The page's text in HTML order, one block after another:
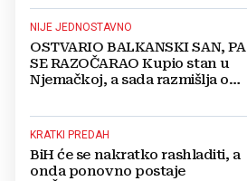
NIJE JEDNOSTAVNO
OSTVARIO BALKANSKI SAN, PA
SE RAZOČARAO Kupio stan u
Njemačkoj, a sada razmišlja o
KRATKI PREDAH
BiH će se nakratko rashladiti, a
onda ponovno postaje